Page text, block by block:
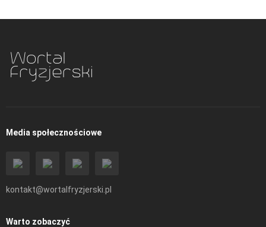
Media społecznościowe
kontakt@wortalfryzjerski.pl
Warto zobaczyć